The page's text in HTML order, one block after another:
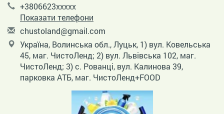
+3806623xxxxx
Показати телефони
chustoland@gmail.com
Україна, Волинська обл., Луцьк, 1) вул. Ковельська
45, маг. ЧистоЛенд; 2) вул. Львівська 102, маг.
ЧистоЛенд; 3) с. Рованці, вул. Калинова 39,
парковка АТБ, маг. ЧистоЛенд+FOOD